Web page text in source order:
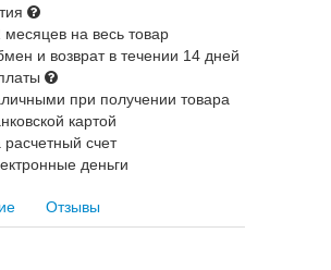
месяцев на весь товар
и возврат в течении 14 дней
при получении товара
картой
расчетный счет
деньги
Отзывы